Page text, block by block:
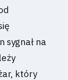
sygnał na
który